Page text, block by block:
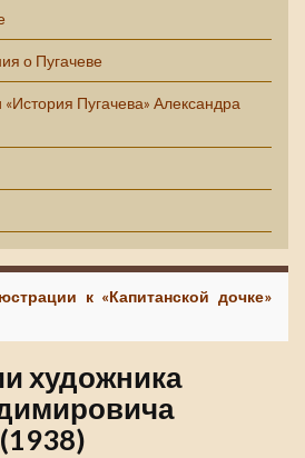
о Пугачеве
«История Пугачева» Александра
к «Капитанской дочке»
художника